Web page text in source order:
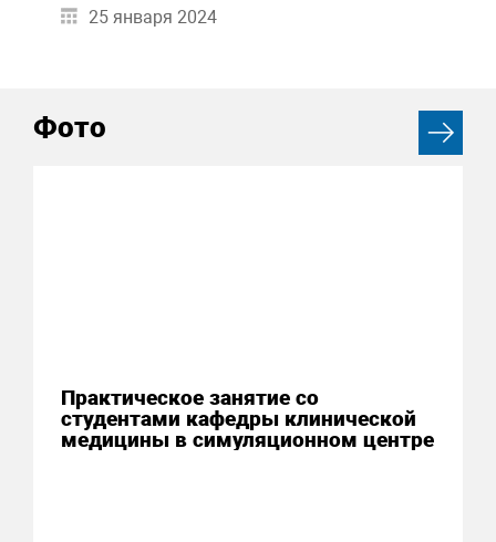
25 января 2024
Фото
Практическое занятие со
студентами кафедры клинической
медицины в симуляционном центре